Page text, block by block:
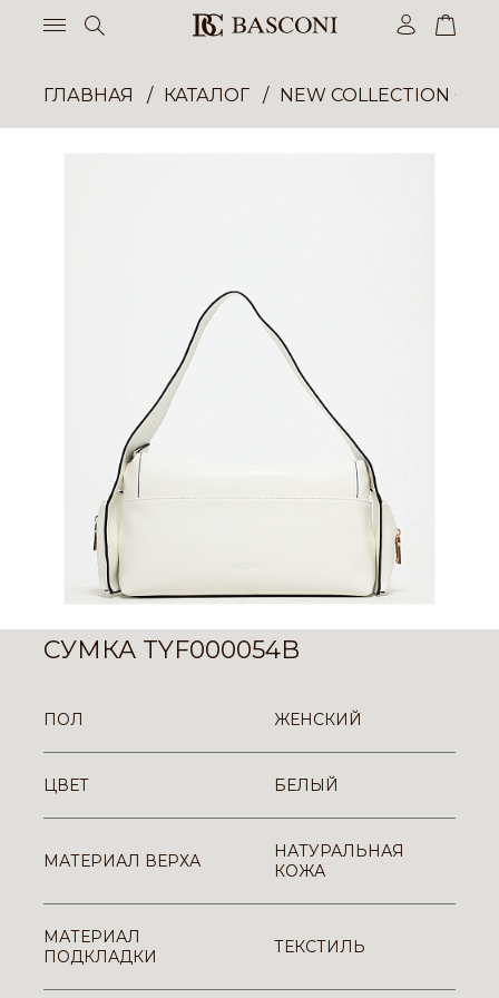
ГЛАВНАЯ КАТАЛОГ NEW COLLECTION
СУМКА TYF000054B
ПОЛ ЖЕНСКИЙ
ЦВЕТ БЕЛЫЙ
МАТЕРИАЛ ВЕРХА
НАТУРАЛЬНАЯ
КОЖА
МАТЕРИАЛ
ПОДКЛАДКИ
ТЕКСТИЛЬ